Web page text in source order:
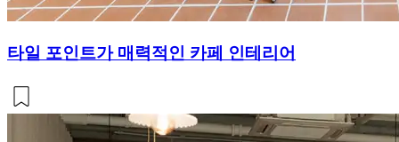
타일 포인트가 매력적인 카페 인테리어